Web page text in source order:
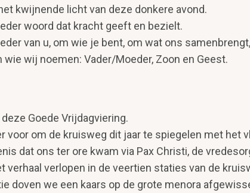
kwijnende licht van deze donkere avond.
woord dat kracht geeft en bezielt.
van u, om wie je bent, om wat ons
wie wij noemen: Vader/Moeder, Zoon en Geest.
Goede Vrijdagviering.
voor om de kruisweg dit jaar te spiegelen met het
dat ons ter ore kwam via Pax Christi, de
verhaal verlopen in de veertien staties van de
doven we een kaars op de grote menora